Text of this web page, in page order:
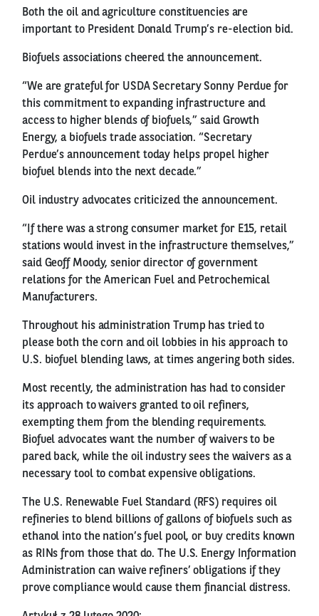
Both the oil and agriculture constituencies are
important to President Donald Trump’s re-election bid.
Biofuels associations cheered the announcement.
“We are grateful for USDA Secretary Sonny Perdue for
this commitment to expanding infrastructure and
access to higher blends of biofuels,” said Growth
Energy, a biofuels trade association. “Secretary
Perdue’s announcement today helps propel higher
biofuel blends into the next decade.”
Oil industry advocates criticized the announcement.
“If there was a strong consumer market for E15, retail
stations would invest in the infrastructure themselves,”
said Geoff Moody, senior director of government
relations for the American Fuel and Petrochemical
Manufacturers.
Throughout his administration Trump has tried to
please both the corn and oil lobbies in his approach to
U.S. biofuel blending laws, at times angering both sides.
Most recently, the administration has had to consider
its approach to waivers granted to oil refiners,
exempting them from the blending requirements.
Biofuel advocates want the number of waivers to be
pared back, while the oil industry sees the waivers as a
necessary tool to combat expensive obligations.
The U.S. Renewable Fuel Standard (RFS) requires oil
refineries to blend billions of gallons of biofuels such as
ethanol into the nation’s fuel pool, or buy credits known
as RINs from those that do. The U.S. Energy Information
Administration can waive refiners’ obligations if they
prove compliance would cause them financial distress.